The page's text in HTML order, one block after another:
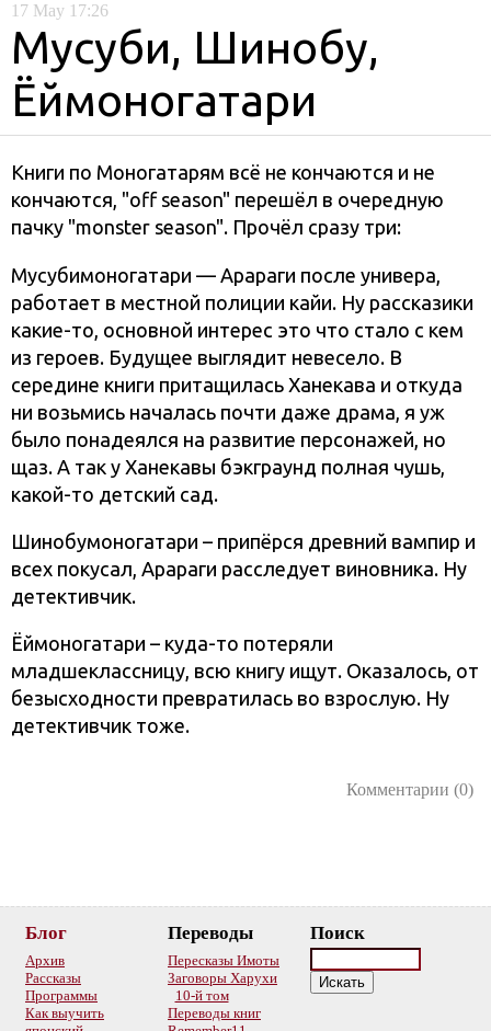
17 May 17:26
Мусуби, Шинобу,
Ёймоногатари
Книги по Моногатарям всё не кончаются и не
кончаются, "off season" перешёл в очередную
пачку "monster season". Прочёл сразу три:
Мусубимоногатари — Арараги после универа,
работает в местной полиции кайи. Ну рассказики
какие-то, основной интерес это что стало с кем
из героев. Будущее выглядит невесело. В
середине книги притащилась Ханекава и откуда
ни возьмись началась почти даже драма, я уж
было понадеялся на развитие персонажей, но
щаз. А так у Ханекавы бэкграунд полная чушь,
какой-то детский сад.
Шинобумоногатари – припёрся древний вампир и
всех покусал, Арараги расследует виновника. Ну
детективчик.
Ёймоногатари – куда-то потеряли
младшеклассницу, всю книгу ищут. Оказалось, от
безысходности превратилась во взрослую. Ну
детективчик тоже.
Комментарии (0)
Блог
Архив
Рассказы
Программы
Как выучить
Переводы
Пересказы Имоты
Заговоры Харухи
10-й том
Переводы книг
Поиск